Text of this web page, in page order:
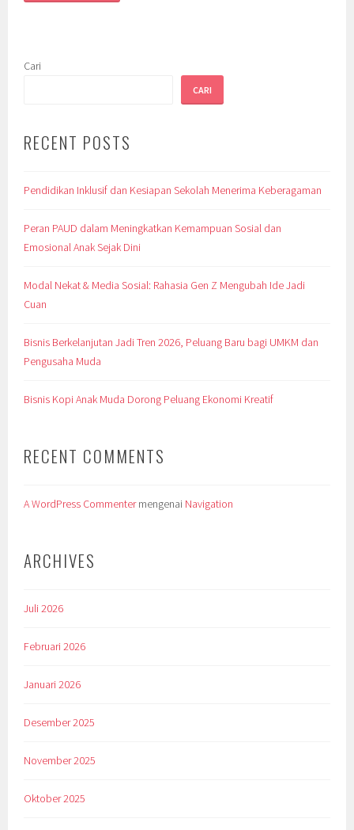
Cari
CARI
RECENT POSTS
Pendidikan Inklusif dan Kesiapan Sekolah Menerima Keberagaman
Peran PAUD dalam Meningkatkan Kemampuan Sosial dan
Emosional Anak Sejak Dini
Modal Nekat & Media Sosial: Rahasia Gen Z Mengubah Ide Jadi
Cuan
Bisnis Berkelanjutan Jadi Tren 2026, Peluang Baru bagi UMKM dan
Pengusaha Muda
Bisnis Kopi Anak Muda Dorong Peluang Ekonomi Kreatif
RECENT COMMENTS
A WordPress Commentermengenai Navigation
ARCHIVES
Juli 2026
Februari 2026
Januari 2026
Desember 2025
November 2025
Oktober 2025